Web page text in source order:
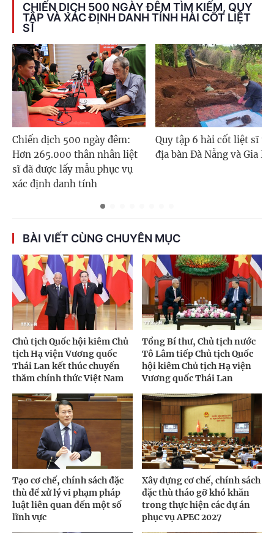
CHIẾN DỊCH 500 NGÀY ĐÊM TÌM KIẾM, QUY
TẬP VÀ XÁC ĐỊNH DANH TÍNH HÀI CỐT LIỆT
SĨ
Chiến dịch 500 ngày đêm:
Hơn 265.000 thân nhân liệt
sĩ đã được lấy mẫu phục vụ
xác định danh tính
Quy tập 6 hài cốt liệt sĩ
địa bàn Đà Nẵng và Gia Lai
BÀI VIẾT CÙNG CHUYÊN MỤC
Chủ tịch Quốc hội kiêm Chủ
tịch Hạ viện Vương quốc
Thái Lan kết thúc chuyến
thăm chính thức Việt Nam
Tổng Bí thư, Chủ tịch nước
Tô Lâm tiếp Chủ tịch Quốc
hội kiêm Chủ tịch Hạ viện
Vương quốc Thái Lan
Tạo cơ chế, chính sách đặc
thù để xử lý vi phạm pháp
luật liên quan đến một số
lĩnh vực
Xây dựng cơ chế, chính sách
đặc thù tháo gỡ khó khăn
trong thực hiện các dự án
phục vụ APEC 2027